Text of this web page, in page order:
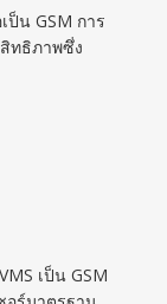
ป็น GSM การ
ทธิภาพซึ่ง
เป็น GSM